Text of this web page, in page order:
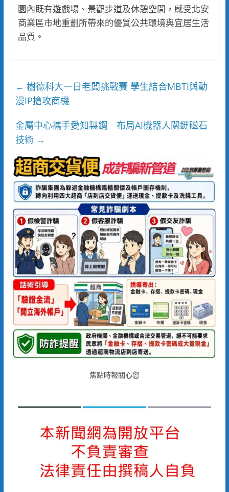
園內既有遊戲場、景觀步道及休憩空間，感受北安
商業區市地重劃所帶來的優質公共環境與宜居生活
品質。
← 樹德科大一日老闆挑戰賽 學生結合MBTI與動
漫IP搶攻商機
金屬中心攜手愛知製鋼 布局AI機器人關鍵磁石
技術 →
焦點時報關心您